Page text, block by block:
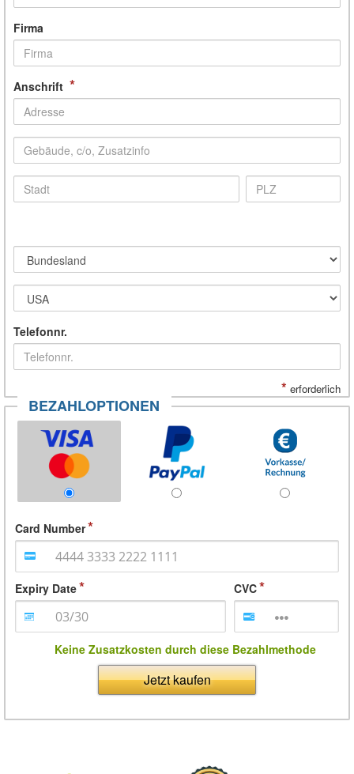
Firma
Anschrift *
Telefonnr.
* erforderlich
BEZAHLOPTIONEN
Card Number
Expiry Date CVC
Keine Zusatzkosten durch diese Bezahlmethode
Jetzt kaufen